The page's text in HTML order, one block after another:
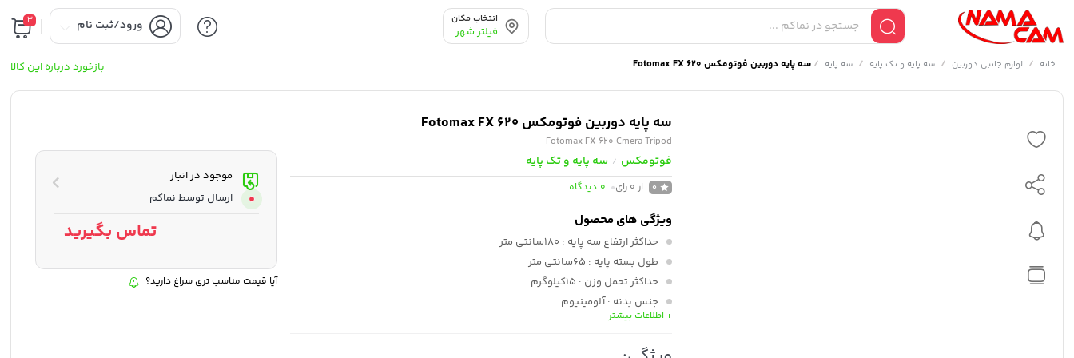
انتخاب مکان
فیلتر شهر ورود/ثبت نام 3
بازخورد درباره این کالا خانه / لوازم جانبی دوربین / سه پایه و تک پایه / سه پایه /سه پایه دوربین فوتومکس Fotomax FX 620
سه پایه دوربین فوتومکس Fotomax FX 620
Fotomax FX 620 Cmera Tripod
فوتومکس / سه پایه و تک پایه
0 از 0 رای 0 دیدگاه
ویژگی های محصول
حداکثر ارتفاع سه پایه : 180سانتی متر
طول بسته پایه : 65سانتی متر
حداکثر تحمل وزن : 15کیلوگرم
جنس بدنه : آلومینیوم
تعداد قطعات پایه
+ اطلاعات بیشتر
موجود در انبار
ارسال توسط نماکم
تماس بگیرید
آیا قیمت مناسب تری سراغ دارید؟